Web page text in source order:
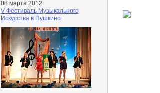
08 марта 2012
V Фестиваль Музыкального
Искусства в Пушкино